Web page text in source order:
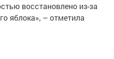
восстановлено из-за
яблока», – отметила